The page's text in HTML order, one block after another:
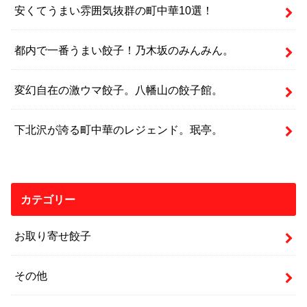
安くてうまい雰囲気抜群の町中華10選！
都内で一番うまい餃子！乃木坂のみんみん。
変幻自在の激ウマ餃子。八幡山の餃子館。
下北沢が誇る町中華のレジェンド。珉亭。
カテゴリー
お取り寄せ餃子
その他